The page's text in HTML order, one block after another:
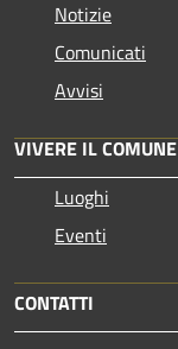
Notizie
Comunicati
Avvisi
VIVERE IL COMUNE
Luoghi
Eventi
CONTATTI